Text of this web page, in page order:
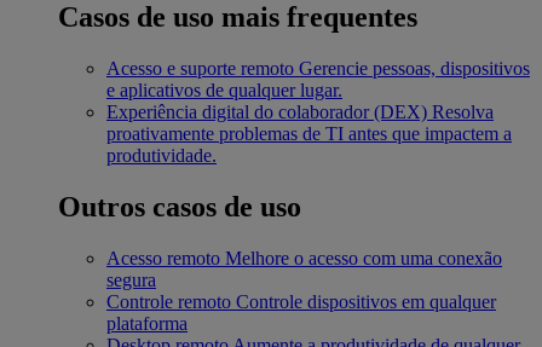
Casos de uso mais frequentes
Acesso e suporte remoto Gerencie pessoas, dispositivos
e aplicativos de qualquer lugar.
Experiência digital do colaborador (DEX) Resolva
proativamente problemas de TI antes que impactem a
produtividade.
Outros casos de uso
Acesso remoto Melhore o acesso com uma conexão
segura
Controle remoto Controle dispositivos em qualquer
plataforma